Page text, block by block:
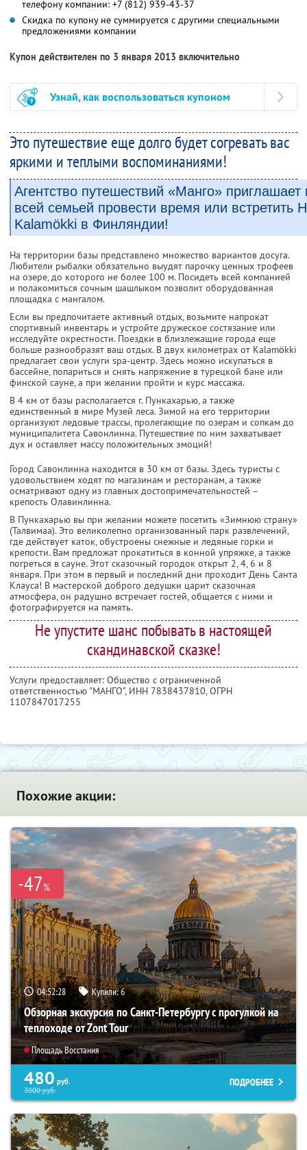
телефону компании: +7 (812) 939-43-37
Скидка по купону не суммируется с другими специальными
предложениями компании
Купон действителен по 3 января 2013 включительно
Узнай, как воспользоваться купоном
Это путешествие еще долго будет согревать вас
яркими и теплыми воспоминаниями!
Агентство путешествий «Манго»
всей семьей провести время или встретить
Kalamökki в Финляндии!
На территории базы представлено множество вариантов досуга.
Любители рыбалки обязательно выудят парочку ценных трофеев
на озере, до которого не более 100 м. Посидеть всей компанией
и полакомиться сочным шашлыком позволит оборудованная
площадка с мангалом.
Если вы предпочитаете активный отдых, возьмите напрокат
спортивный инвентарь и устройте дружеское состязание или
исследуйте окрестности. Поездки в близлежащие города еще
больше разнообразят ваш отдых. В двух километрах от Kalamökki
предлагает свои услуги spa-центр. Здесь можно искупаться в
бассейне, попариться и снять напряжение в турецкой бане или
финской сауне, а при желании пройти и курс массажа.
В 4 км от базы располагается г. Пункахарью, а также
единственный в мире Музей леса. Зимой на его территории
организуют ледовые трассы, пролегающие по озерам и сопкам до
муниципалитета Савонлинна. Путешествие по ним захватывает
дух и оставляет массу положительных эмоций!
Город Савонлинна находится в 30 км от базы. Здесь туристы с
удовольствием ходят по магазинам и ресторанам, а также
осматривают одну из главных достопримечательностей –
крепость Олавинлинна.
В Пункахарью вы при желании можете посетить «Зимнюю страну»
(Талвимаа). Это великолепно организованный парк развлечений,
где действует каток, обустроены снежные и ледяные горки и
крепости. Вам предложат прокатиться в конной упряжке, а также
погреться в сауне. Этот сказочный городок открыт 2, 4, 6 и 8
января. При этом в первый и последний дни проходит День Санта
Клауса! В мастерской доброго дедушки царит сказочная
атмосфера, он радушно встречает гостей, общается с ними и
фотографируется на память.
Не упустите шанс побывать в настоящей
скандинавской сказке!
Услуги предоставляет: Общество с ограниченной
ответственностью "МАНГО", ИНН 7838437810, ОГРН
1107847017255
Похожие акции:
-47%
04:52:26 Купили:6
Обзорная экскурсия по Санкт-Петербургу с прогулкой на
теплоходе от Zont Tour
Площадь Восстания
480 руб.
3000руб.
ПОДРОБНЕЕ